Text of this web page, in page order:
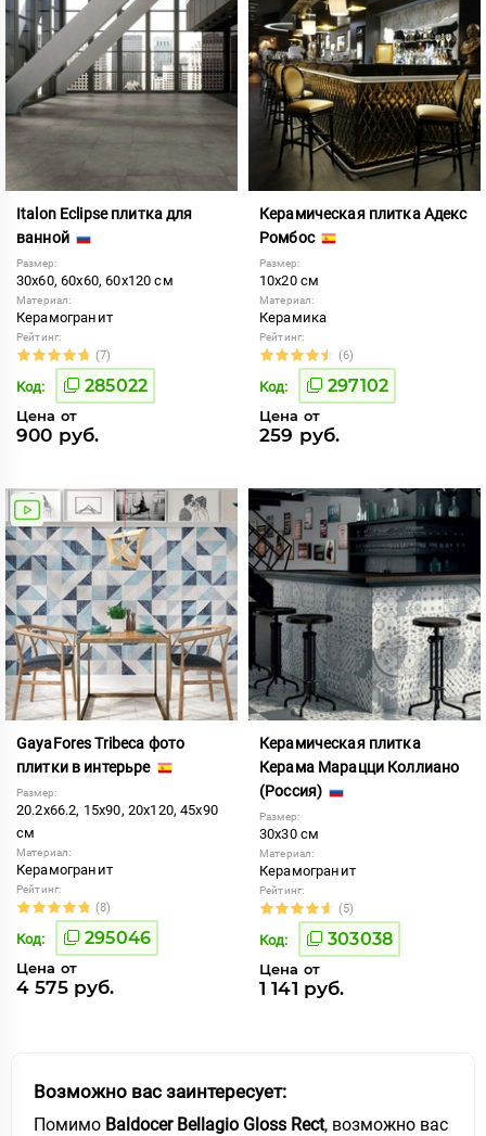
Italon Eclipse плитка для
ванной
Размер:
30x60, 60x60, 60x120 см
Материал:
Керамогранит
Рейтинг:
(7)
Код: 285022
Цена от
900 руб.
Керамическая плитка Адекс
Ромбос
Размер:
10x20 см
Материал:
Керамика
Рейтинг:
(6)
Код: 297102
Цена от
259 руб.
GayaFores Tribeca фото
плитки в интерьре
Размер:
20.2x66.2, 15x90, 20x120, 45x90
см
Материал:
Керамогранит
Рейтинг:
(8)
Код: 295046
Цена от
4 575 руб.
Керамическая плитка
Керама Марацци Коллиано
(Россия)
Размер:
30x30 см
Материал:
Керамогранит
Рейтинг:
(5)
Код: 303038
Цена от
1 141 руб.
Возможно вас заинтересует:
Помимо Baldocer Bellagio Gloss Rect, возможно вас